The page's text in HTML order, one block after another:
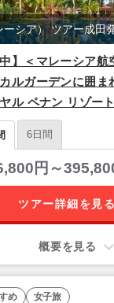
中】＜マレーシア
ルガーデンに囲ま
ヤル ペナン リゾー
ーシア） ツアー成田
6日間
円～
ツアー詳細を見る
概要を見る
め 女子旅